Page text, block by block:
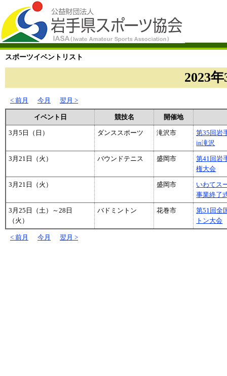
スポーツイベントリスト
2023
< 前月 今月 翌月 >
イベント日 競技名 開催地
3月5日（日） ダンススポーツ 滝沢市
第35回岩
in滝沢
3月21日（火） バウンドテニス 盛岡市
第41回岩
権大会
3月21日（火） 盛岡市
いわてス
事業終了
3月25日（土）～28日
（火）
バドミントン 花巻市
第51回全
トン大会
< 前月 今月 翌月 >